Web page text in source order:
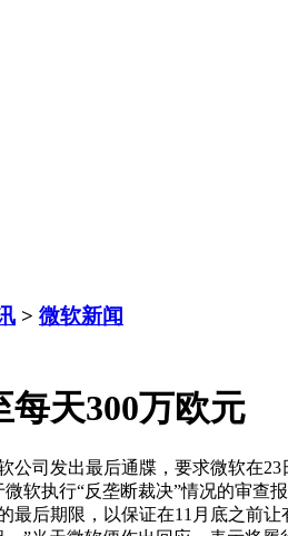
> 微软新闻
天300万欧元
司发出最后通牒，要求微软在23
软执行“反垄断裁决”情况的审
最后期限，以保证在11月底之前